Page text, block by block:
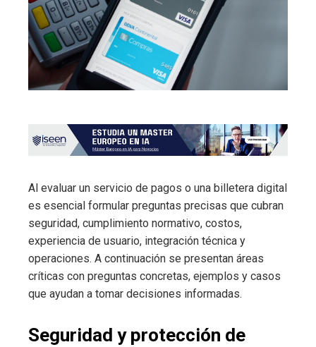
Al evaluar un servicio de pagos o una billetera digital
es esencial formular preguntas precisas que cubran
seguridad, cumplimiento normativo, costos,
experiencia de usuario, integración técnica y
operaciones. A continuación se presentan áreas
críticas con preguntas concretas, ejemplos y casos
que ayudan a tomar decisiones informadas.
Seguridad y protección de